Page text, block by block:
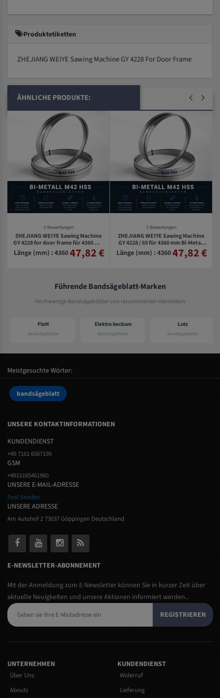
Produktetiketten
ZHEJIANG WEIYE Sawing Machine GY 4228 For Door Frame
ÄHNLICHE PRODUKTE:
0 Bewertungen
ZHEJIANG WEIYE Sawing Machine
GY 4228 for door frame für 4360 mm
Bi-Metall Bandsägeblätter
Länge (mm) : 436047,82 €
0 Bewertungen
ZHEJIANG WEIYE Sawing Machine
GY 4228 / 65 für 4360 mm Bi-Metall
Bandsägeblätter
Länge (mm) : 436047,82 €
Führende Bandsägeblatt-Marken
Hochwertige Bandsägeblätter von renommierten Herstellern
Flott
Bandsägeblätter
Elektra beckum
Bandsägeblätter
Lutz
Bandsägeblätter
Meistgesuchte Wörter:
bandsägeblatt
UNSERE KONTAKTINFORMATIONEN
KUNDENDIENST
+49 7161 6567199
GSM
+4915165461960
UNSERE E-MAIL-ADRESSE
Post Senden
UNSERE ADRESSE
Am Autohof 2 73037 Göppingen Deutschland
E-NEWSLETTER-ABONNEMENT
Mit der Anmeldung zum E-Newsletter können Sie in kurzer Zeit über
aktuelle Neuigkeiten und unsere Aktionen informiert werden..
REGISTRIEREN
UNTERNEHMEN
Über Uns
Abouts
KUNDENDIENST
Widerruf
Lieferung